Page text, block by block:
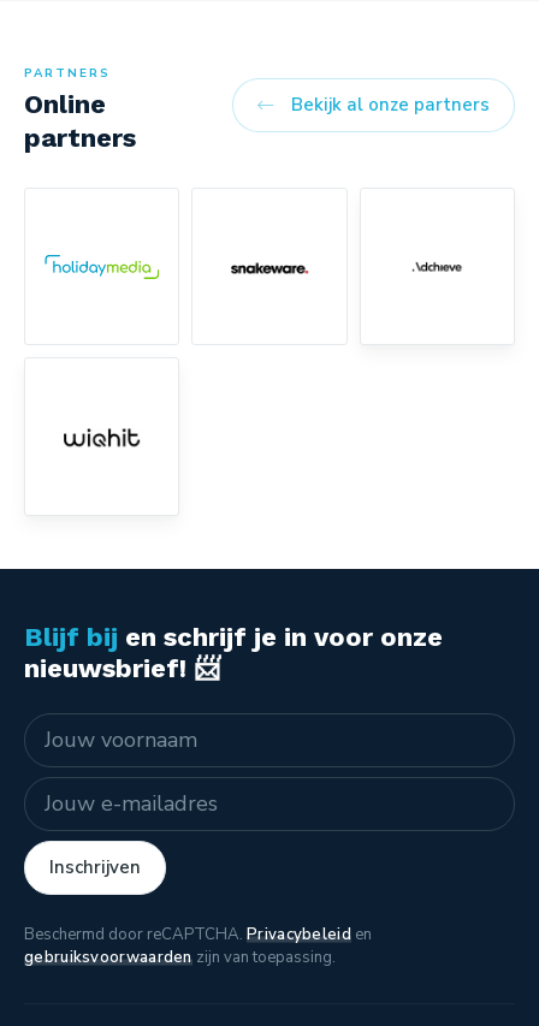
PARTNERS
Online
partners
Bekijk al onze partners
Blijf bij en schrijf je in voor onze
nieuwsbrief! 📨
Naam
E-mailadres
Inschrijven
Beschermd door reCAPTCHA. Privacybeleiden
gebruiksvoorwaardenzijn van toepassing.